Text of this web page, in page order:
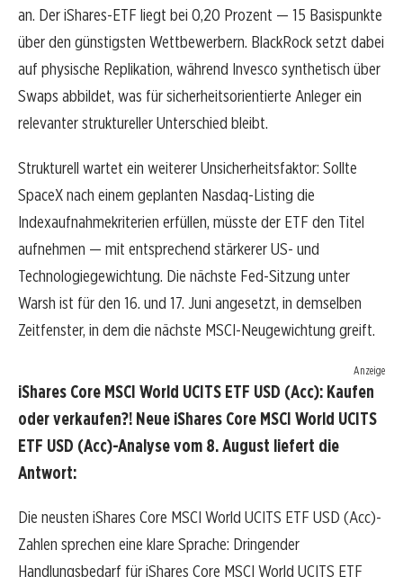
an. Der iShares-ETF liegt bei 0,20 Prozent — 15 Basispunkte
über den günstigsten Wettbewerbern. BlackRock setzt dabei
auf physische Replikation, während Invesco synthetisch über
Swaps abbildet, was für sicherheitsorientierte Anleger ein
relevanter struktureller Unterschied bleibt.
Strukturell wartet ein weiterer Unsicherheitsfaktor: Sollte
SpaceX nach einem geplanten Nasdaq-Listing die
Indexaufnahmekriterien erfüllen, müsste der ETF den Titel
aufnehmen — mit entsprechend stärkerer US- und
Technologiegewichtung. Die nächste Fed-Sitzung unter
Warsh ist für den 16. und 17. Juni angesetzt, in demselben
Zeitfenster, in dem die nächste MSCI-Neugewichtung greift.
Anzeige
iShares Core MSCI World UCITS ETF USD (Acc): Kaufen
oder verkaufen?! Neue iShares Core MSCI World UCITS
ETF USD (Acc)-Analyse vom 8. August liefert die
Antwort:
Die neusten iShares Core MSCI World UCITS ETF USD (Acc)-
Zahlen sprechen eine klare Sprache: Dringender
Handlungsbedarf für iShares Core MSCI World UCITS ETF